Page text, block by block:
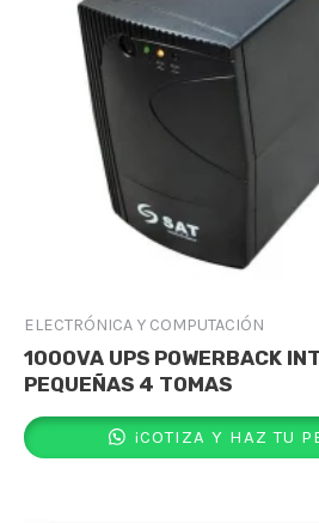
ELECTRÓNICA Y COMPUTACIÓN
1000VA UPS POWERBACK
PEQUEÑAS 4 TOMAS
¡COTIZA Y HAZ TU